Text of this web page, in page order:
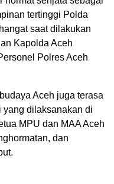
tertinggi Polda
saat dilakukan
Kapolda Aceh
Polres Aceh
Aceh juga terasa
yang dilaksanakan di
MPU dan MAA Aceh
dan